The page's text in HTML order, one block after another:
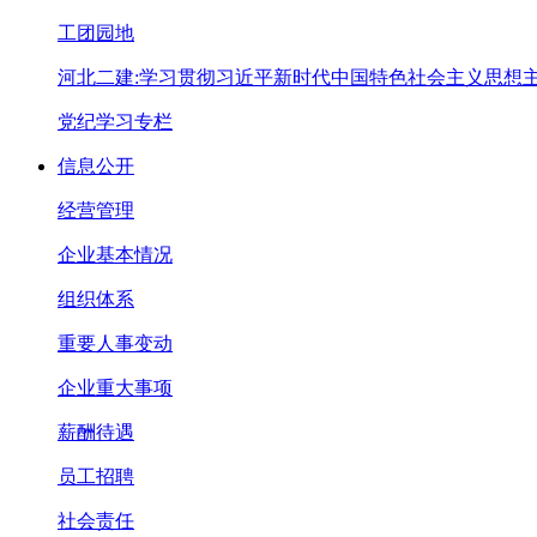
工团园地
河北二建:学习贯彻习近平新时代中国特色社会主义思想
党纪学习专栏
信息公开
经营管理
企业基本情况
组织体系
重要人事变动
企业重大事项
薪酬待遇
员工招聘
社会责任